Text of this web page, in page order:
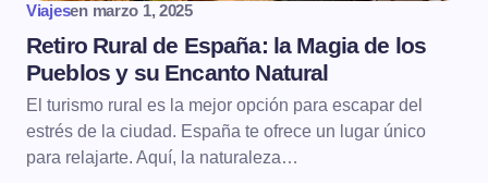
Viajesen marzo 1, 2025
Retiro Rural de España: la Magia de los
Pueblos y su Encanto Natural
El turismo rural es la mejor opción para escapar del
estrés de la ciudad. España te ofrece un lugar único
para relajarte. Aquí, la naturaleza…